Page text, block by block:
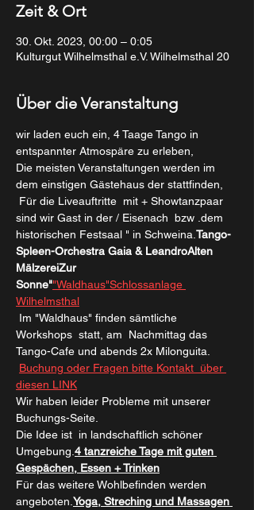
Zeit & Ort
30. Okt. 2023, 00:00 – 0:05
Kulturgut Wilhelmsthal e.V. Wilhelmsthal 20
Über die Veranstaltung
wir laden euch ein, 4 Taage Tango in
entspannter Atmospäre zu erleben,
Die meisten Veranstaltungen werden im
dem einstigen Gästehaus der stattfinden,
Für die Liveauftritte  mit + Showtanzpaar
sind wir Gast in der / Eisenach  bzw .dem
historischen Festsaal " in Schweina. Tango-
Spleen-Orchestra Gaia & LeandroAlten
MälzereiZur
Sonne""Waldhaus"Schlossanlage
Wilhelmsthal
Im "Waldhaus" finden sämtliche
Workshops  statt, am  Nachmittag das
Tango-Cafe und abends 2x Milonguita.
Buchung oder Fragen bitte Kontakt  über
diesen LINK
Wir haben leider Probleme mit unserer
Buchungs-Seite.
Die Idee ist in landschaftlich schöner
Umgebung. 4 tanzreiche Tage mit guten
Gespächen, Essen + Trinken
Für das weitere Wohlbefinden werden
angeboten. Yoga, Streching und Massagen